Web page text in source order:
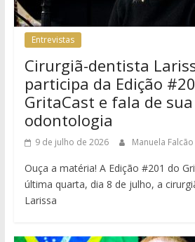
Entrevistas
Cirurgiã-dentista
participa da Edição
GritaCast e fala de
odontologia
9 de julho de 2026 Manuela Falcão
Ouça a matéria! A Edição #201 do
última quarta, dia 8 de julho, a
Larissa